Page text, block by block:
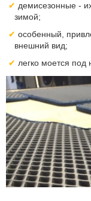
демисезонные -
зимой;
особенный,
внешний вид;
легко моется под